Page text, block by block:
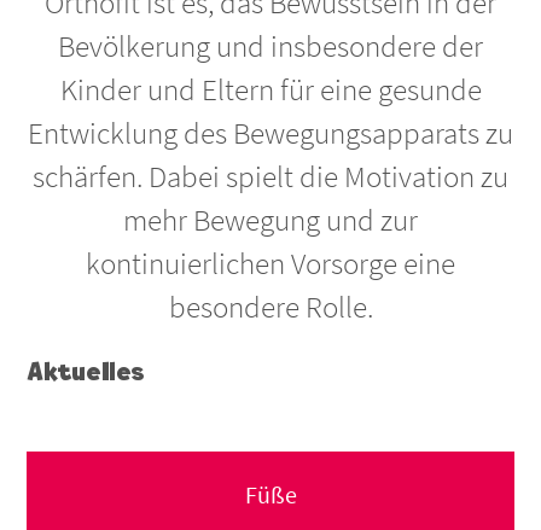
Bevölkerung und insbesondere der
Kinder und Eltern für eine gesunde
Entwicklung des Bewegungsapparats zu
schärfen. Dabei spielt die Motivation zu
mehr Bewegung und zur
kontinuierlichen Vorsorge eine
besondere Rolle.
Aktuelles
Füße